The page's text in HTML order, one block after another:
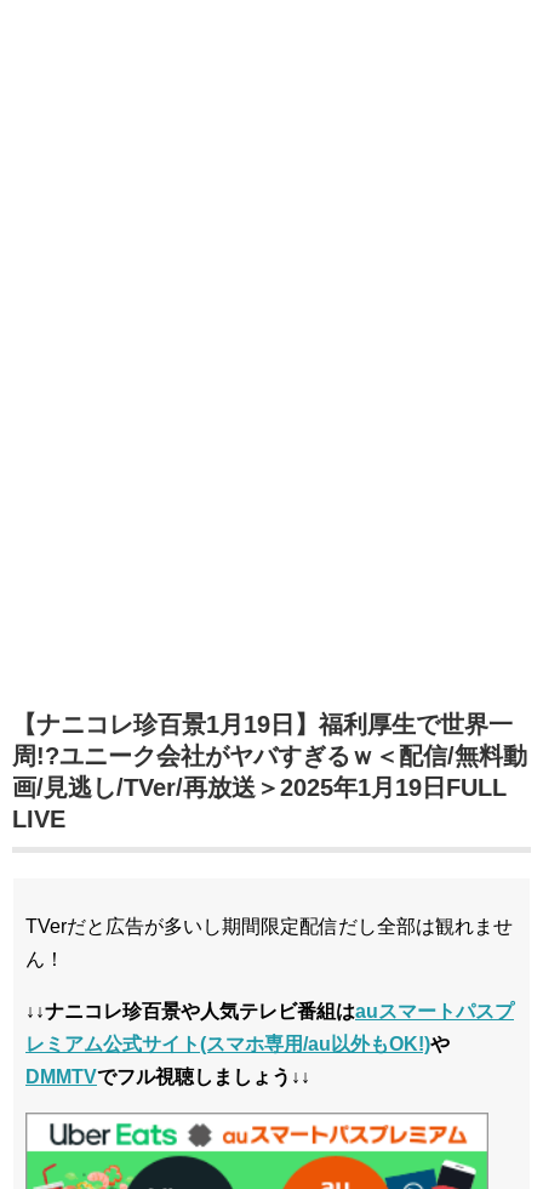
【ナニコレ珍百景1月19日】福利厚生で世界一
周!?ユニーク会社がヤバすぎるｗ＜配信/無料動
画/見逃し/TVer/再放送＞2025年1月19日FULL
LIVE
TVerだと広告が多いし期間限定配信だし全部は観れませ
ん！
↓↓ナニコレ珍百景や人気テレビ番組はauスマートパスプ
レミアム公式サイト(スマホ専用/au以外もOK!)や
DMMTVでフル視聴しましょう↓↓